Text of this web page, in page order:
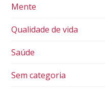
Mente
Qualidade de vida
Saúde
Sem categoria